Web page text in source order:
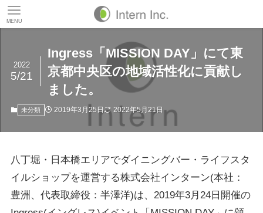
MENU
Ingress「MISSION DAY」にて東
京都中央区の地域活性化に貢献し
ました。
2022
5/21
未分類 2019年3月25日 2022年5月21日
八丁堀・日本橋エリアでダイニングバー・ライフスタ
イルショップを運営する株式会社インターン(本社：
豊洲、代表取締役：半澤洋)は、2019年3月24日開催の